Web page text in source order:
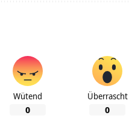
Wütend
0
Überrascht
0